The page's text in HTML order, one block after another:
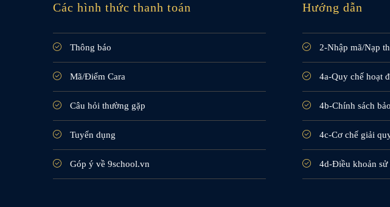
Các hình thức thanh toán
Thông báo
Mã/Điểm Cara
Câu hỏi thường gặp
Tuyển dụng
Góp ý về 9school.vn
Hướng dẫn
2-Nhập mã/Nạp
4a-Quy chế hoạt
4b-Chính sách
4c-Cơ chế giải
4d-Điều khoản sử